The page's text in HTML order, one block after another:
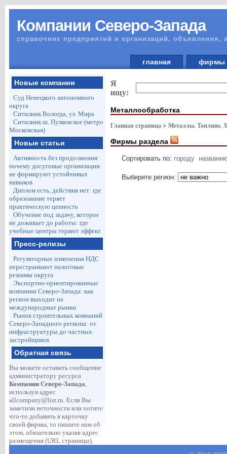
Компании Северо-Запада
справочник предприятий и организаций, объявления,
главная
Новые компании
Суд Ненецкого автономного
округа
Ситилинк Вологда, ул. Мира
Ситилинк ш. Пулковское (метро
Московская)
Новые статьи
Активность без продолжения:
почему досуговые организации
не формируют устойчивых
навыков
Диплом есть, действия нет: где
образование теряет
практическую ценность
Обучение под задачу, которое
не доживает до работы: где
учебные центры теряют эффект
Пресс-релизы
Регуляторные изменения НДС
перестраивают налоговые
режимы округа
Экспортно-ориентированные
компании Северо-Запада: как
регион выходит на
международные рынки
Рынок строительных компаний
Северо-Западного региона: от
инфраструктуры до частных
застройщиков
Обратная связь
Вы можете оставить сообщение
администратору ресурса
Компании Северо-Запада,
используя адрес
allcompany@list.ru. Если Вы
заметили неточности или хотите
что-то добавить в карточку
своей фирмы, то пишите нам об
этом, обязательно указав адрес
размещения (URL страницы).
Я
ищу:
Металлообработка
Главная страница Металлы. Топливо.
Фирмы раздела
Сортировать по: городу
Выберите регион: